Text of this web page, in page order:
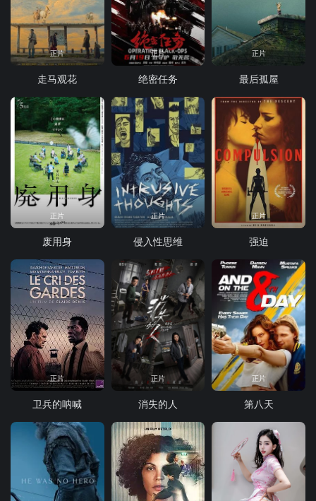
正片
走马观花
正片
绝密任务
正片
最后孤屋
正片
废用身
正片
侵入性思维
正片
强迫
正片
卫兵的呐喊
正片
消失的人
正片
第八天